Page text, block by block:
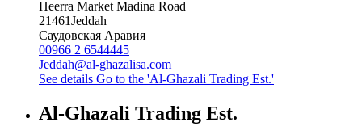
Heerra Market Madina Road
21461Jeddah
Саудовская Аравия
00966 2 6544445
Jeddah@al-ghazalisa.com
See details Go to the 'Al-Ghazali Trading Est.'
Al-Ghazali Trading Est.